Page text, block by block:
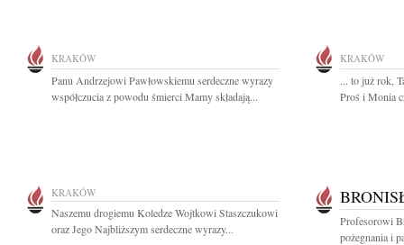
KRAKÓW
Panu Andrzejowi Pawłowskiemu serdeczne wyrazy
współczucia z powodu śmierci Mamy składają...
KRAKÓW
... to już rok,
Proś i Monia
KRAKÓW
Naszemu drogiemu Koledze Wojtkowi Staszczukowi
oraz Jego Najbliższym serdeczne wyrazy...
Profesorowi
pożegnania i